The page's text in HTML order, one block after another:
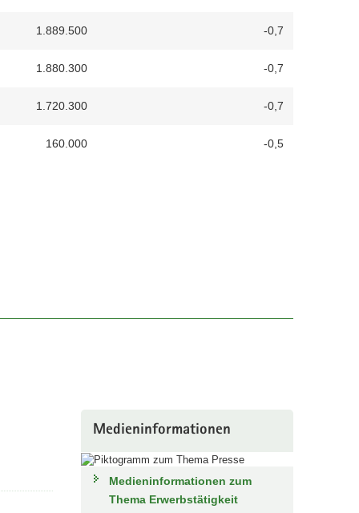
1.889.500 -0,7
1.880.300 -0,7
1.720.300 -0,7
160.000 -0,5
Medieninformationen
Medieninformationen zum
Thema Erwerbstätigkeit